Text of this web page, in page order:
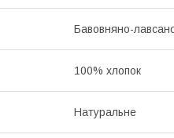
Бавовняно-
100% хлопок
Натуральне